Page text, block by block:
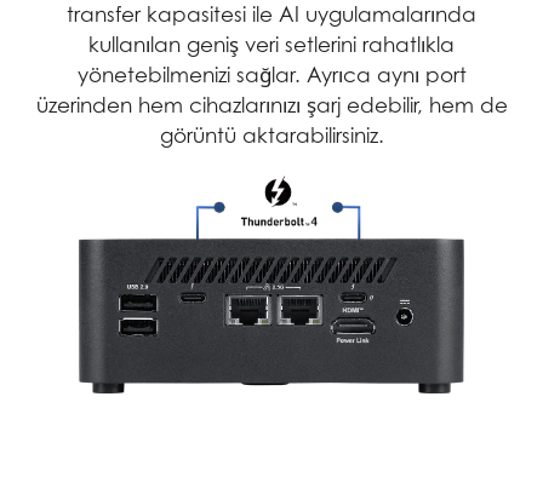
transfer kapasitesi ile AI uygulamalarında
kullanılan geniş veri setlerini rahatlıkla
yönetebilmenizi sağlar. Ayrıca aynı port
üzerinden hem cihazlarınızı şarj edebilir, hem de
görüntü aktarabilirsiniz.